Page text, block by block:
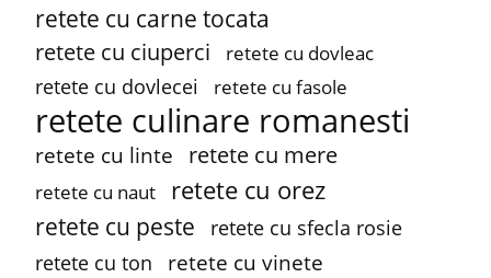
retete cu carne tocata
retete cu ciuperci retete cu dovleac
retete cu dovlecei retete cu fasole
retete culinare romanesti
retete cu linte retete cu mere
retete cu naut
retete cu orez
retete cu peste
retete cu sfecla rosie
retete cu ton
retete cu vinete